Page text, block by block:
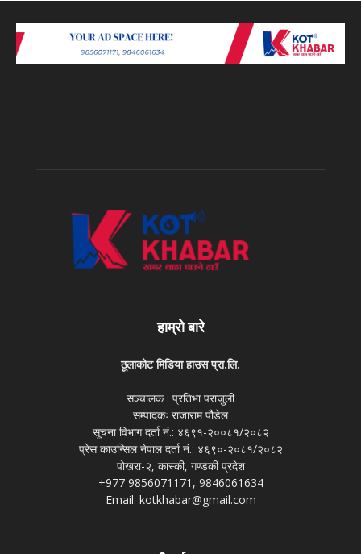
हाम्रो बारे
ठूलाकोट मिडिया हाउस प्रा.लि.
सञ्चालक : प्रतिभा पराजुली
सम्पादकः राजाराम पौडेल
सूचना विभाग दर्ता नं.: ४६९१-२००८१/२०८२
प्रेस काउन्सिल नेपाल दर्ता नं.: ४६९०-२०८१/२०८२
पोखरा-२, कास्की, गण्डकी प्रदेश
+977 9856071171, 9846061634
Email: kotkhabar@gmail.com